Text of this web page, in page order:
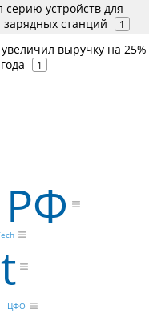
серию устройств для
станций
1
выручку на 25%
1
РФ
ЦФО